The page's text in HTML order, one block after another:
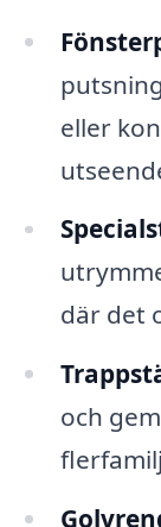
eller
där det
och